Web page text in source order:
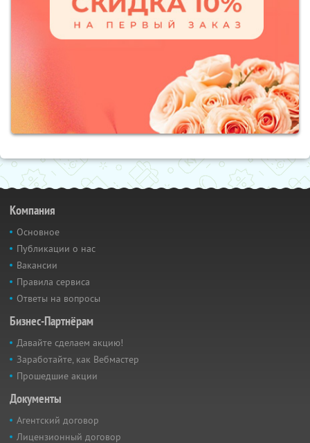
Компания
Основное
Публикации о нас
Вакансии
Правила сервиса
Ответы на вопросы
Бизнес-Партнёрам
Давайте сделаем акцию!
Заработайте, как Вебмастер
Прошедшие акции
Документы
Агентский договор
Лицензионный договор